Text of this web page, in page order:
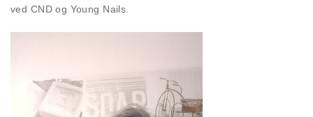
ved CND og Young Nails.